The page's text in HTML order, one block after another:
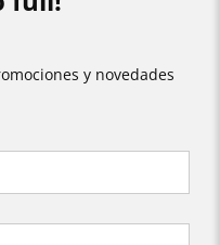
y novedades